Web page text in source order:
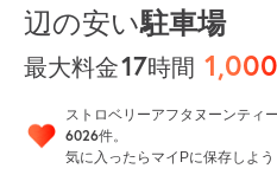
辺の安い駐車場
最大料金17時間
ストロベリーアフタヌーンティ
6026件。
気に入ったらマイPに保存しよう